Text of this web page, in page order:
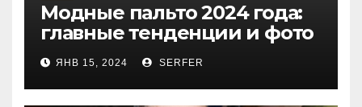
Модные пальто 2024 года:
главные тенденции и фото
новинок
ЯНВ 15, 2024 SERFER